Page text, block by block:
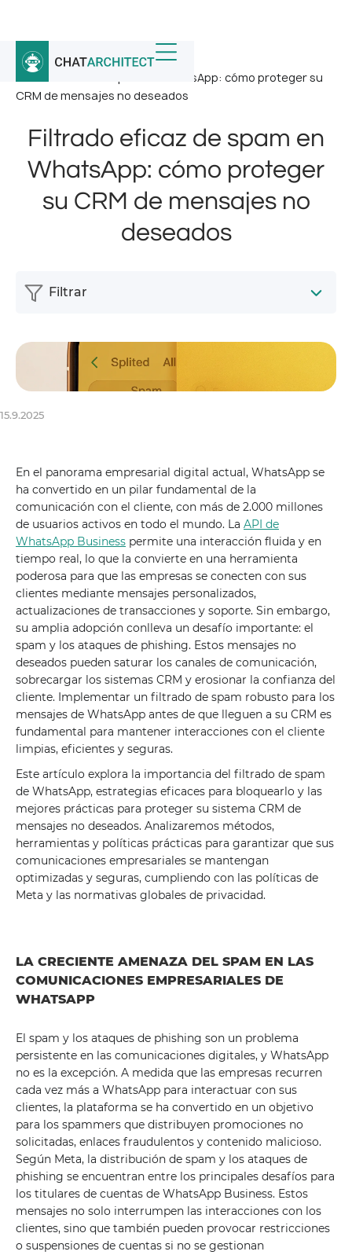
Inicio Noticias /
Filtrado eficaz de spam en WhatsApp: cómo proteger su
CRM de mensajes no deseados
Filtrado eficaz de spam en
WhatsApp: cómo proteger
su CRM de mensajes no
deseados
15.9.2025
En el panorama empresarial digital actual, WhatsApp se
ha convertido en un pilar fundamental de la
comunicación con el cliente, con más de 2.000 millones
de usuarios activos en todo el mundo. La API de
WhatsApp Business permite una interacción fluida y en
tiempo real, lo que la convierte en una herramienta
poderosa para que las empresas se conecten con sus
clientes mediante mensajes personalizados,
actualizaciones de transacciones y soporte. Sin embargo,
su amplia adopción conlleva un desafío importante: el
spam y los ataques de phishing. Estos mensajes no
deseados pueden saturar los canales de comunicación,
sobrecargar los sistemas CRM y erosionar la confianza del
cliente. Implementar un filtrado de spam robusto para los
mensajes de WhatsApp antes de que lleguen a su CRM es
fundamental para mantener interacciones con el cliente
limpias, eficientes y seguras.
Este artículo explora la importancia del filtrado de spam
de WhatsApp, estrategias eficaces para bloquearlo y las
mejores prácticas para proteger su sistema CRM de
mensajes no deseados. Analizaremos métodos,
herramientas y políticas prácticas para garantizar que sus
comunicaciones empresariales se mantengan
optimizadas y seguras, cumpliendo con las políticas de
Meta y las normativas globales de privacidad.
LA CRECIENTE AMENAZA DEL SPAM EN LAS
COMUNICACIONES EMPRESARIALES DE
WHATSAPP
El spam y los ataques de phishing son un problema
persistente en las comunicaciones digitales, y WhatsApp
no ​​es la excepción. A medida que las empresas recurren
cada vez más a WhatsApp para interactuar con sus
clientes, la plataforma se ha convertido en un objetivo
para los spammers que distribuyen promociones no
solicitadas, enlaces fraudulentos y contenido malicioso.
Según Meta, la distribución de spam y los ataques de
phishing se encuentran entre los principales desafíos para
los titulares de cuentas de WhatsApp Business. Estos
mensajes no solo interrumpen las interacciones con los
clientes, sino que también pueden provocar restricciones
o suspensiones de cuentas si no se gestionan
Filtrar